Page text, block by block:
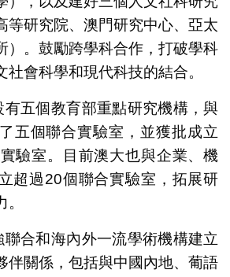
等研究院、澳門研究中心、亞太
）。鼓勵跨學科合作，打破學科
社會科學和現代科技的結合。
有五個教育部重點研究機構，與
五個聯合實驗室，並獲批成立
驗室。目前澳大也與企業、機
超過20個聯合實驗室，拓展研
聯合和海內外一流學術機構建立
伴關係，包括與中國內地、葡語